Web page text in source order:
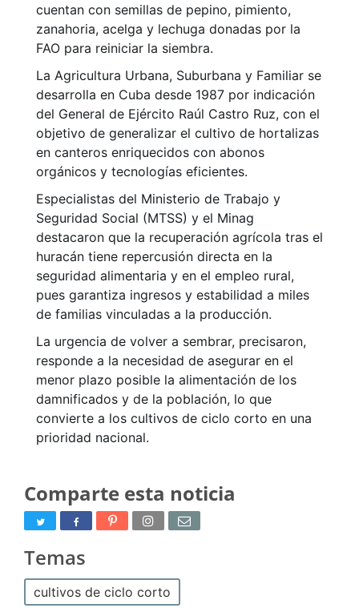
cuentan con semillas de pepino, pimiento,
zanahoria, acelga y lechuga donadas por la
FAO para reiniciar la siembra.
La Agricultura Urbana, Suburbana y Familiar se
desarrolla en Cuba desde 1987 por indicación
del General de Ejército Raúl Castro Ruz, con el
objetivo de generalizar el cultivo de hortalizas
en canteros enriquecidos con abonos
orgánicos y tecnologías eficientes.
Especialistas del Ministerio de Trabajo y
Seguridad Social (MTSS) y el Minag
destacaron que la recuperación agrícola tras el
huracán tiene repercusión directa en la
seguridad alimentaria y en el empleo rural,
pues garantiza ingresos y estabilidad a miles
de familias vinculadas a la producción.
La urgencia de volver a sembrar, precisaron,
responde a la necesidad de asegurar en el
menor plazo posible la alimentación de los
damnificados y de la población, lo que
convierte a los cultivos de ciclo corto en una
prioridad nacional.
Comparte esta noticia
Temas
cultivos de ciclo corto